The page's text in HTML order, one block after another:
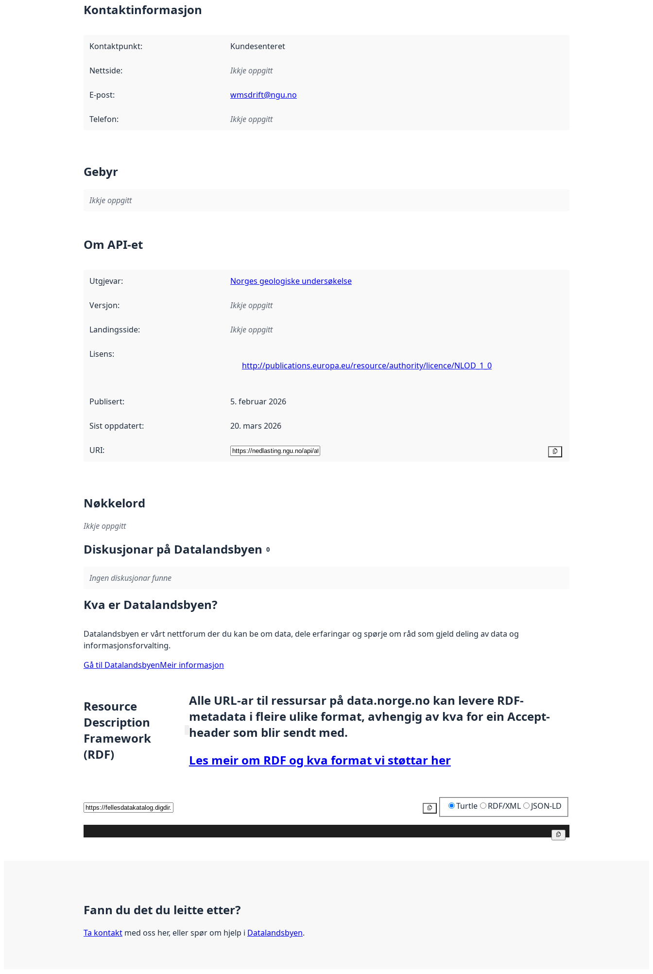
Kontaktinformasjon
Kontaktpunkt: Kundesenteret
Nettside: Ikkje oppgitt
E-post: wmsdrift@ngu.no
Telefon: Ikkje oppgitt
Gebyr
Ikkje oppgitt
Om API-et
Utgjevar: Norges geologiske undersøkelse
Versjon: Ikkje oppgitt
Landingsside: Ikkje oppgitt
Lisens:
http://publications.europa.eu/resource/authority/licence/NLOD_1_0
Publisert: 5. februar 2026
Sist oppdatert: 20. mars 2026
URI:
Nøkkelord
Ikkje oppgitt
Diskusjonar på Datalandsbyen 0
Ingen diskusjonar funne
Kva er Datalandsbyen?
Datalandsbyen er vårt nettforum der du kan be om data, dele erfaringar og spørje om råd som gjeld deling av data og
informasjonsforvalting.
Gå til DatalandsbyenMeir informasjon
Resource
Description
Framework
(RDF)
Alle URL-ar til ressursar på data.norge.no kan levere RDF-
metadata i fleire ulike format, avhengig av kva for ein Accept-
header som blir sendt med.
Les meir om RDF og kva format vi støttar her
Kopier Turtle RDF/XML JSON-LD
Fann du det du leitte etter?
Ta kontakt med oss her, eller spør om hjelp i Datalandsbyen.